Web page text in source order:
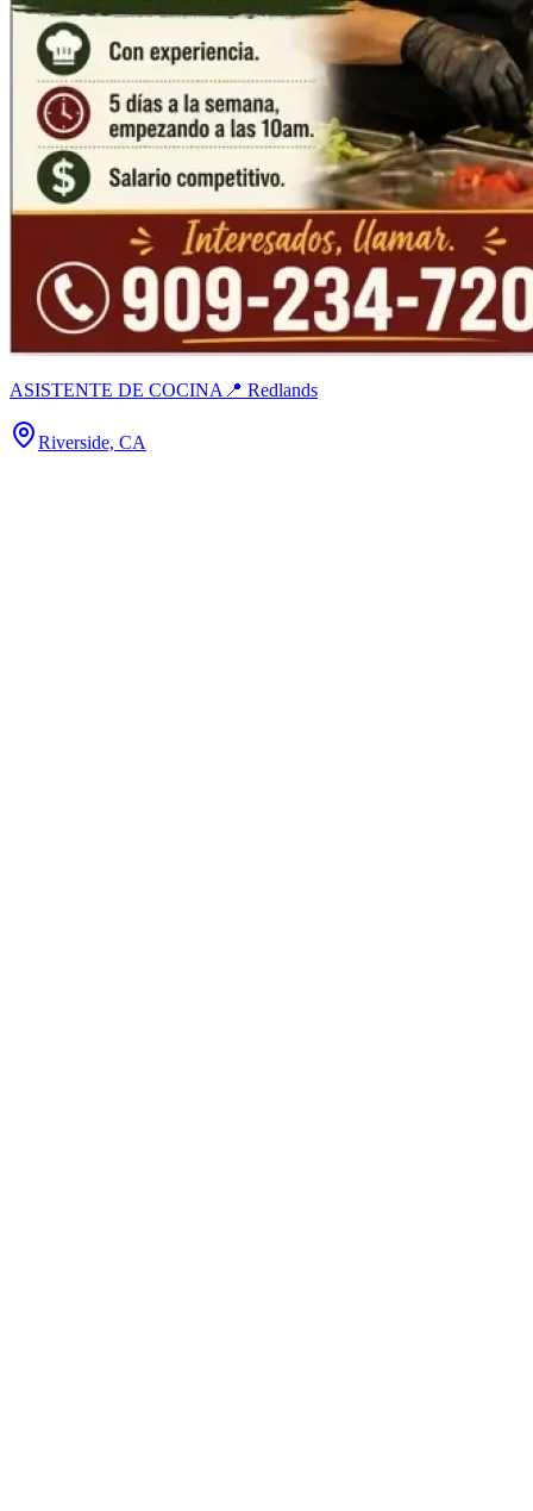
ASISTENTE DE COCINA📍 Redlands
Riverside, CA